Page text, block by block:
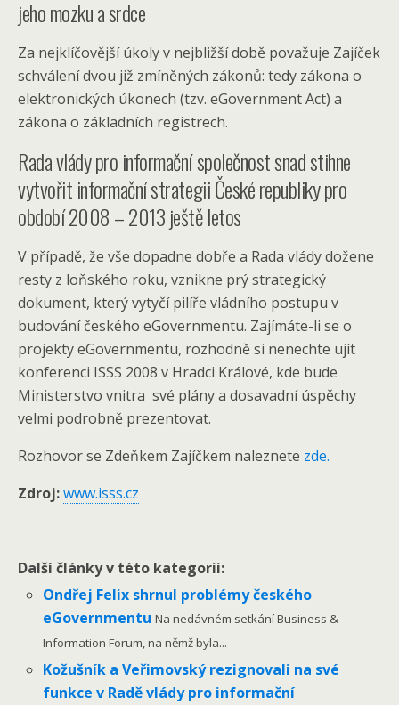
jeho mozku a srdce
Za nejklíčovější úkoly v nejbližší době považuje Zajíček
schválení dvou již zmíněných zákonů: tedy zákona o
elektronických úkonech (tzv. eGovernment Act) a
zákona o základních registrech.
Rada vlády pro informační společnost snad stihne
vytvořit informační strategii České republiky pro
období 2008 – 2013 ještě letos
V případě, že vše dopadne dobře a Rada vlády dožene
resty z loňského roku, vznikne prý strategický
dokument, který vytyčí pilíře vládního postupu v
budování českého eGovernmentu. Zajímáte-li se o
projekty eGovernmentu, rozhodně si nenechte ujít
konferenci ISSS 2008 v Hradci Králové, kde bude
Ministerstvo vnitra své plány a dosavadní úspěchy
velmi podrobně prezentovat.
Rozhovor se Zdeňkem Zajíčkem naleznete zde.
Zdroj:www.isss.cz
Další články v této kategorii:
Ondřej Felix shrnul problémy českého
eGovernmentuNa nedávném setkání Business &
Information Forum, na němž byla...
Kožušník a Veřimovský rezignovali na své
funkce v Radě vlády pro informační